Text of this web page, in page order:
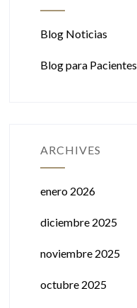
Blog Noticias
Blog para Pacientes
ARCHIVES
enero 2026
diciembre 2025
noviembre 2025
octubre 2025